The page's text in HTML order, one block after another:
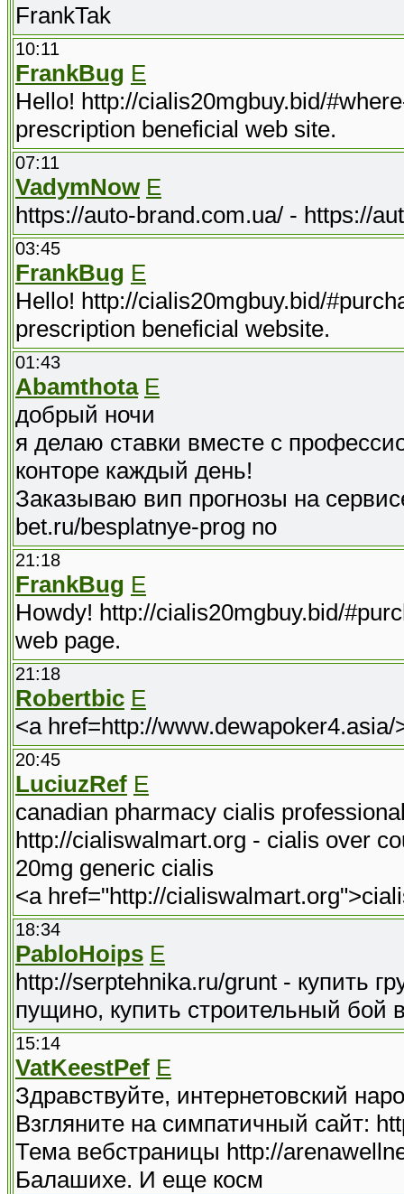
FrankTak
10:11
FrankBug E
Hello! http://cialis20mgbuy.bid/
prescription beneficial web site.
07:11
VadymNow E
https://auto-brand.com.ua/ - https://
03:45
FrankBug E
Hello! http://cialis20mgbuy.bid/
prescription beneficial website.
01:43
Abamthota E
добрый ночи
я делаю ставки вместе с
конторе каждый день!
Заказываю вип прогнозы на
bet.ru/besplatnye-prog no
21:18
FrankBug E
Howdy! http://cialis20mgbuy.bid/
web page.
21:18
Robertbic E
<a href=http://
20:45
LuciuzRef E
canadian pharmacy cialis
http://cialiswalmart.org - cialis over
20mg generic cialis
<a href="http://
18:34
PabloHoips E
http://serptehnika.ru/grunt - купить
пущино, купить строительный бой
15:14
VatKeestPef E
Здравствуйте, интернетовский
Взгляните на симпатичный сайт:
Тема вебстраницы http://
Балашихе. И еще косм